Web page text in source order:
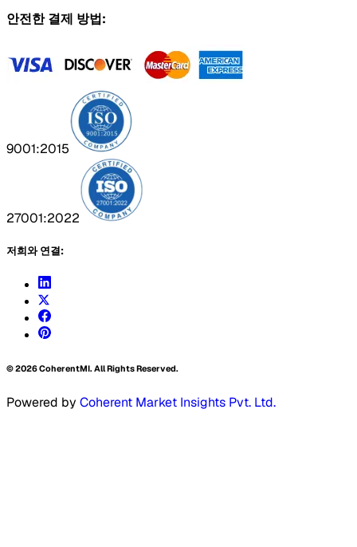
안전한 결제 방법:
9001:2015
27001:2022
저희와 연결:
©2026CoherentMI. All Rights Reserved.
Powered by Coherent Market Insights Pvt. Ltd.